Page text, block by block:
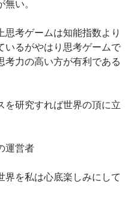
い。
考ゲームは知能指数より
いるがやはり思考ゲームで
考力の高い方が有利である
を研究すれば世界の頂に立
運営者
界を私は心底楽しみにして